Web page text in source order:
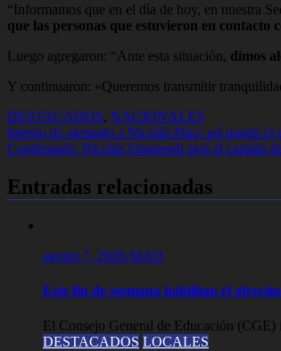
“Informamos que en el día de hoy, en nuestra
que las personas que estuvieron en
Luego agregaron: “Ante esta situación, dimos
Y continuaron: «Queremos transmitir
DESTACADOS, NACIONALES
Navegación
de
entradas
Intento de atentado a Nicolás Pino: así quedó
Confirmado: Nicolás Otamendi será el capitán
Entradas relacionadas
agosto 7, 2026 MAD
Este fin de ssemana habilitan el
El Consejo General de Educación (CGE)
DESTACADOS LOCALES